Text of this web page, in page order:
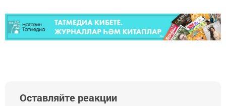
Оставляйте реакции